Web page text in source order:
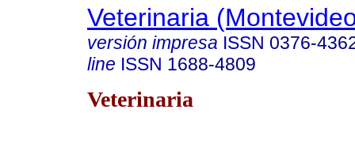
Veterinaria
versión impresa ISSN 0376-
line ISSN 1688-4809
Veterinaria